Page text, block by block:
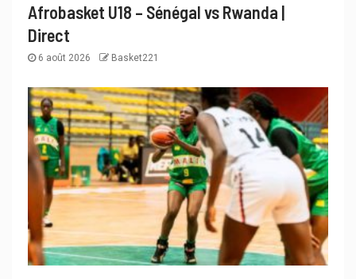
Afrobasket U18 – Sénégal vs Rwanda |
Direct
6 août 2026 Basket221